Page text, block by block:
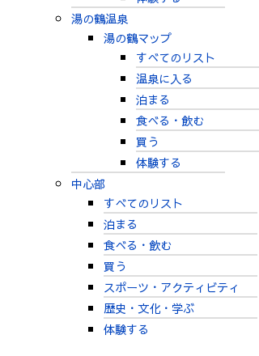
湯の鶴温泉
湯の鶴マップ
すべてのリスト
温泉に入る
泊まる
食べる・飲む
買う
体験する
中心部
すべてのリスト
泊まる
食べる・飲む
買う
スポーツ・アクティビティ
歴史・文化・学ぶ
体験する